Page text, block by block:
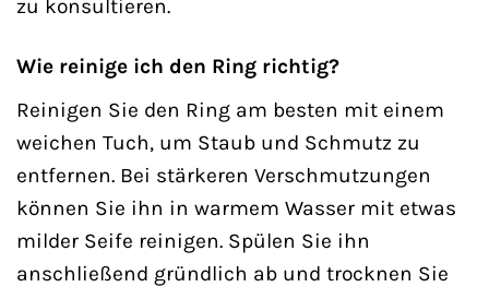
zu konsultieren.
Wie reinige ich den Ring richtig?
Reinigen Sie den Ring am besten mit einem
weichen Tuch, um Staub und Schmutz zu
entfernen. Bei stärkeren Verschmutzungen
können Sie ihn in warmem Wasser mit etwas
milder Seife reinigen. Spülen Sie ihn
anschließend gründlich ab und trocknen Sie